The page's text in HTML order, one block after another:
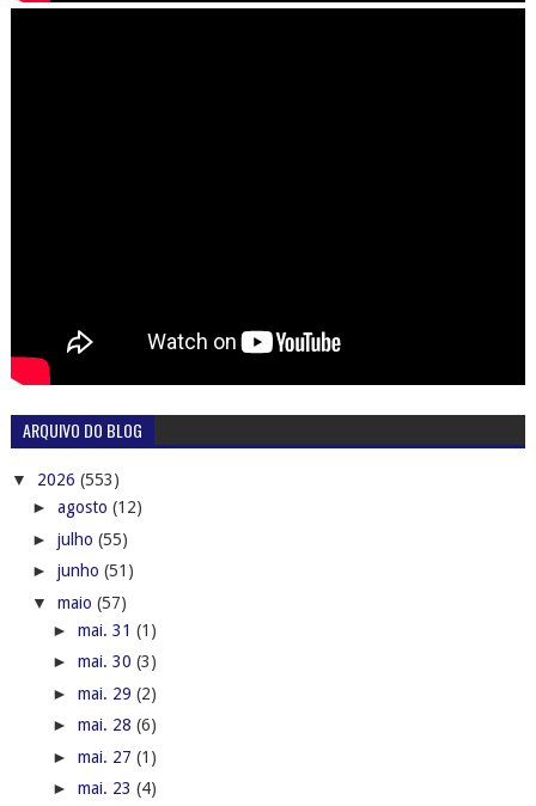
ARQUIVO DO BLOG
▼ 2026 (553)
► agosto (12)
► julho (55)
► junho (51)
▼ maio (57)
► mai. 31 (1)
► mai. 30 (3)
► mai. 29 (2)
► mai. 28 (6)
► mai. 27 (1)
► mai. 23 (4)